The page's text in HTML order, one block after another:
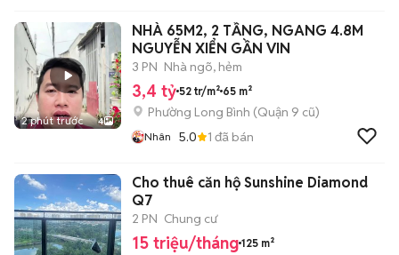
2 phút trước 4
NHÀ 65M2, 2 TẦNG, NGANG 4.8M
NGUYỄN XIỂN GẦN VIN
3 PN Nhà ngõ, hẻm
3,4 tỷ 52 tr/m² 65 m²
Phường Long Bình (Quận 9 cũ)
Nhân 5.0 1 đã bán
Cho thuê căn hộ Sunshine Diamond
Q7
2 PN Chung cư
15 triệu/tháng 125 m²